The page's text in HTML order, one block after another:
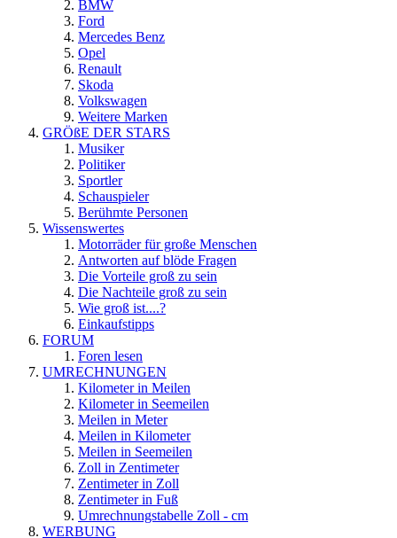
BMW
Ford
Mercedes Benz
Opel
Renault
Skoda
Volkswagen
Weitere Marken
GRÖßE DER STARS
Musiker
Politiker
Sportler
Schauspieler
Berühmte Personen
Wissenswertes
Motorräder für große Menschen
Antworten auf blöde Fragen
Die Vorteile groß zu sein
Die Nachteile groß zu sein
Wie groß ist....?
Einkaufstipps
FORUM
Foren lesen
UMRECHNUNGEN
Kilometer in Meilen
Kilometer in Seemeilen
Meilen in Meter
Meilen in Kilometer
Meilen in Seemeilen
Zoll in Zentimeter
Zentimeter in Zoll
Zentimeter in Fuß
Umrechnungstabelle Zoll - cm
WERBUNG